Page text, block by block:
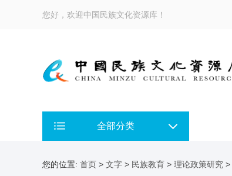
您好，欢迎中国民族文化资源库！
全部分类
您的位置: 首页 > 文字 > 民族教育 > 理论政策研究 >